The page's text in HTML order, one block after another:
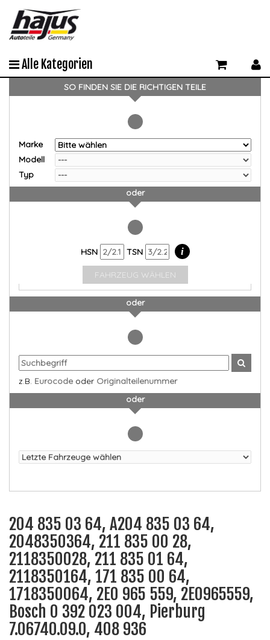
Alle Kategorien
SO FINDEN SIE DIE RICHTIGEN TEILE
Marke
Modell
Typ
oder
HSN TSN i
FAHRZEUG WÄHLEN
oder
z.B. Eurocode oder Originalteilenummer
oder
204 835 03 64, A204 835 03 64,
2048350364, 211 835 00 28,
2118350028, 211 835 01 64,
2118350164, 171 835 00 64,
1718350064, 2E0 965 559, 2E0965559,
Bosch 0 392 023 004, Pierburg
7.06740.09.0, 408 936